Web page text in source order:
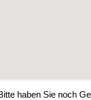
haben Sie noch